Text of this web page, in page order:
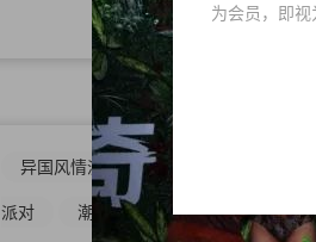
母亲
异国风情派对
派对 潮趴主题派对 夏日主题派
为会员，即